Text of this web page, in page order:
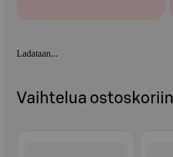
Ladataan...
Vaihtelua ostoskoriin